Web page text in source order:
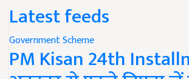
Latest feeds
Government Scheme
PM Kisan 24th